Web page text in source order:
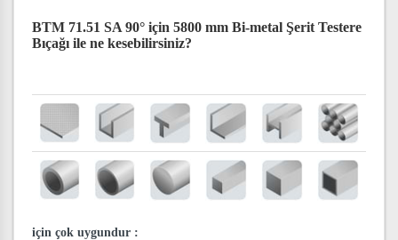
BTM 71.51 SA 90° için 5800 mm Bi-metal Şerit Testere
Bıçağı ile ne kesebilirsiniz?
için çok uygundur :